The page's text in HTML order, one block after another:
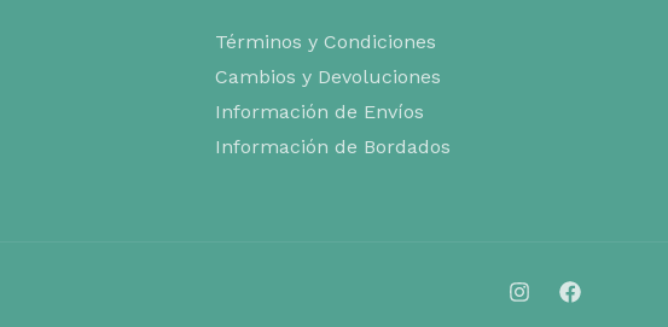
Términos y Condiciones
Cambios y Devoluciones
Información de Envíos
Información de Bordados